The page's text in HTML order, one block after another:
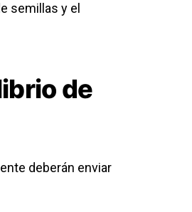
semillas y el
de
deberán enviar